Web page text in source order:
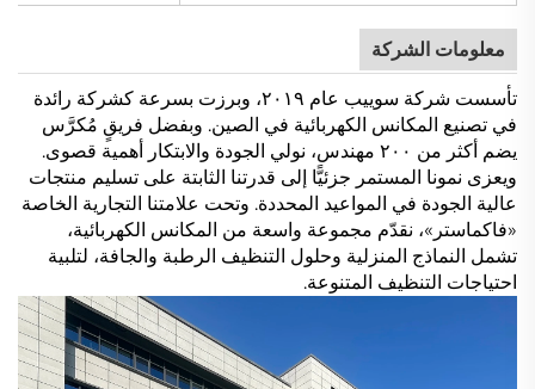
معلومات الشركة
تأسست شركة سوييب عام ٢٠١٩، وبرزت بسرعة كشركة رائدة
في تصنيع المكانس الكهربائية في الصين. وبفضل فريقٍ مُكرَّس
يضم أكثر من ٢٠٠ مهندس، نولي الجودة والابتكار أهمية قصوى.
ويعزى نمونا المستمر جزئيًّا إلى قدرتنا الثابتة على تسليم منتجات
عالية الجودة في المواعيد المحددة. وتحت علامتنا التجارية الخاصة
«فاكماستر»، نقدّم مجموعة واسعة من المكانس الكهربائية،
تشمل النماذج المنزلية وحلول التنظيف الرطبة والجافة، لتلبية
احتياجات التنظيف المتنوعة.